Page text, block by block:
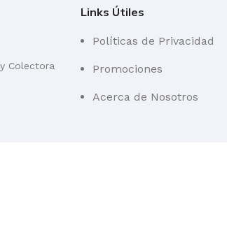
Colectora
Links Útiles
Políticas de Privacidad
Promociones
Acerca de Nosotros